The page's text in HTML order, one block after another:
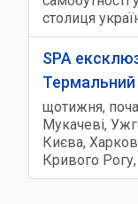
столиця
SPA
Термальний
щотижня,
Мукачеві,
Києва,
Кривого